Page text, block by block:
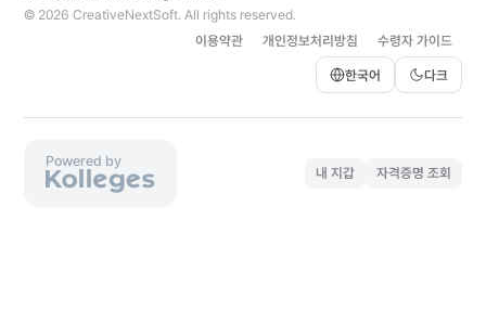
© 2026 CreativeNextSoft. All rights reserved.
이용약관
개인정보처리방침 수령자 가이드
한국어 다크
Powered by
내 지갑 자격증명 조회